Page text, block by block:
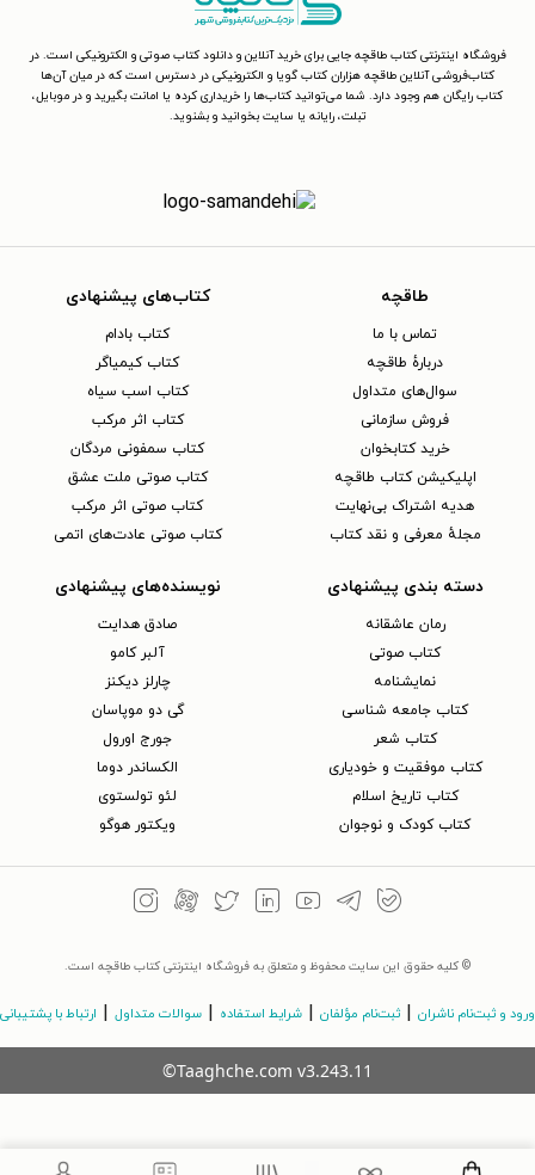
فروشگاه اینترنتی کتاب طاقچه جایی برای خرید آنلاین و دانلود کتاب صوتی و الکترونیکی است. در
کتاب‌فروشی آنلاین طاقچه هزاران کتاب گویا و الکترونیکی در دسترس است که در میان آن‌ها
کتاب رایگان هم وجود دارد. شما می‌توانید کتاب‌ها را خریداری کرده یا امانت بگیرید و در موبایل،
تبلت، رایانه یا سایت بخوانید و بشنوید.
طاقچه
تماس با ما
دربارهٔ طاقچه
سوال‌های متداول
فروش سازمانی
خرید کتابخوان
اپلیکیشن کتاب طاقچه
هدیه اشتراک بی‌نهایت
مجلهٔ معرفی و نقد کتاب
کتاب‌های پیشنهادی
کتاب بادام
کتاب کیمیاگر
کتاب اسب سیاه
کتاب اثر مرکب
کتاب سمفونی مردگان
کتاب صوتی ملت عشق
کتاب صوتی اثر مرکب
کتاب صوتی عادت‌های اتمی
دسته بندی پیشنهادی
رمان عاشقانه
کتاب‌ صوتی
نمایشنامه
کتاب جامعه شناسی
کتاب شعر
کتاب موفقیت و خودیاری
کتاب تاریخ اسلام
کتاب کودک و نوجوان
نویسنده‌های پیشنهادی
صادق هدایت
آلبر کامو
چارلز دیکنز
گی دو موپاسان
جورج اورول
الکساندر دوما
لئو تولستوی
ویکتور هوگو
© کلیه حقوق این سایت محفوظ و متعلق به فروشگاه اینترنتی کتاب طاقچه است.
ورود و ثبت‌نام ناشران | ثبت‌نام مؤلفان | شرایط استفاده | سوالات متداول | ارتباط با پشتیبانی
©Taaghche.com v3.243.11